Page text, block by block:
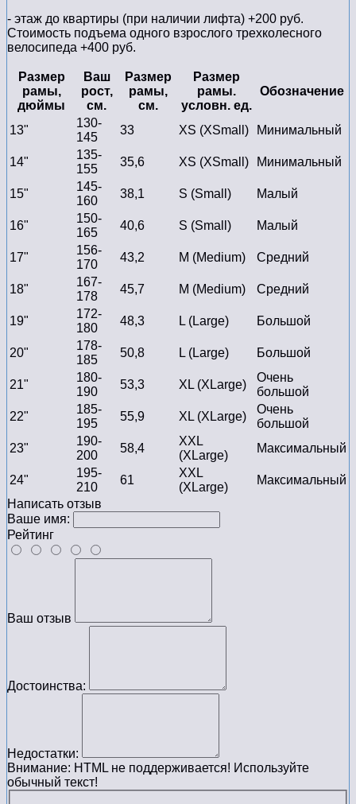
- этаж до квартиры (при наличии лифта) +200 руб.
Стоимость подъема одного взрослого трехколесного
велосипеда +400 руб.
Размер
рамы,
дюймы
Ваш
рост,
см.
Размер
рамы,
см.
Размер
рамы.
условн. ед.
Обозначение
13"
130-
145
33 XS (XSmall) Минимальный
14"
135-
155
35,6 XS (XSmall) Минимальный
15"
145-
160
38,1 S (Small) Малый
16"
150-
165
40,6 S (Small) Малый
17"
156-
170
43,2 M (Medium) Средний
18"
167-
178
45,7 M (Medium) Средний
19"
172-
180
48,3 L (Large) Большой
20"
178-
185
50,8 L (Large) Большой
21"
180-
190
53,3 XL (XLarge)
Очень
большой
22"
185-
195
55,9 XL (XLarge)
Очень
большой
23"
190-
200
58,4
XXL
(XLarge)
Максимальный
24"
195-
210
61
XXL
(XLarge)
Максимальный
Написать отзыв
Ваше имя:
Рейтинг
Ваш отзыв
Достоинства:
Недостатки:
Внимание: HTML не поддерживается! Используйте
обычный текст!